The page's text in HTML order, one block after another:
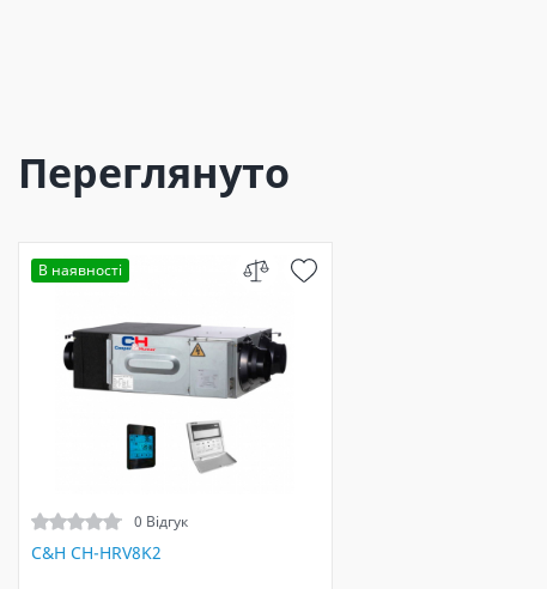
Переглянуто
В наявності
0 Відгук
C&H CH-HRV8K2